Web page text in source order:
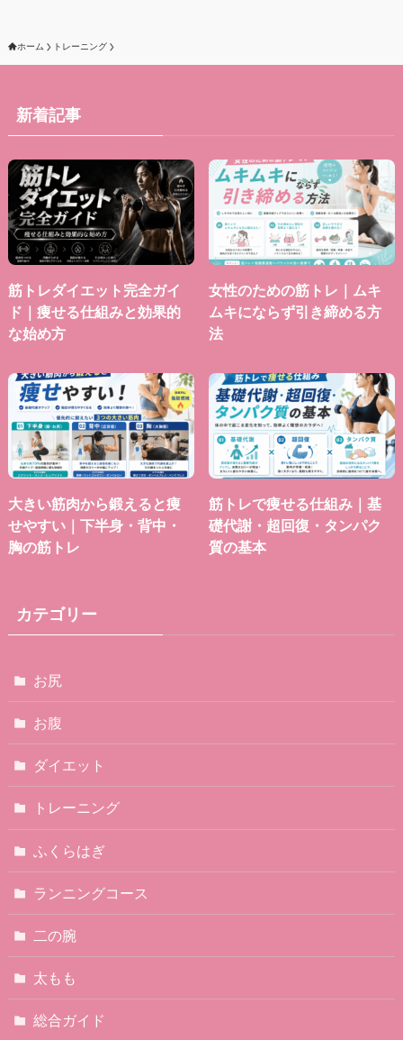
ホーム トレーニング
新着記事
筋トレダイエット完全ガイ
ド｜痩せる仕組みと効果的
な始め方
女性のための筋トレ｜ムキ
ムキにならず引き締める方
法
大きい筋肉から鍛えると痩
せやすい｜下半身・背中・
胸の筋トレ
筋トレで痩せる仕組み｜基
礎代謝・超回復・タンパク
質の基本
カテゴリー
お尻
お腹
ダイエット
トレーニング
ふくらはぎ
ランニングコース
二の腕
太もも
総合ガイド